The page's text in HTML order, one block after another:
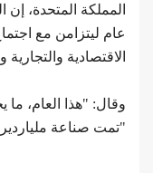
المملكة المتحدة،
عام ليتزامن مع
الاقتصادية
وقال: "هذا العام،
"تمت صناعة ملياردير